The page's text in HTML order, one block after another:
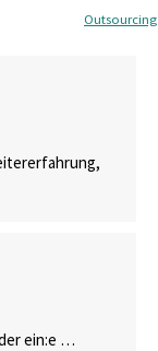
Outsourcing
ein:e …